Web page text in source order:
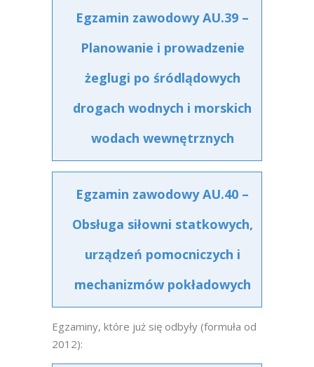
Egzamin zawodowy AU.39 –
Planowanie i prowadzenie
żeglugi po śródlądowych
drogach wodnych i morskich
wodach wewnętrznych
Egzamin zawodowy AU.40 –
Obsługa siłowni statkowych,
urządzeń pomocniczych i
mechanizmów pokładowych
Egzaminy, które już się odbyły (formuła od
2012):